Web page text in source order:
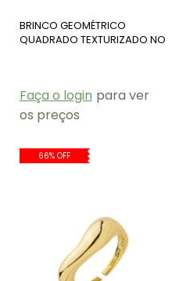
BRINCO GEOMÉTRICO
QUADRADO TEXTURIZADO NO
Faça o login para ver
os preços
66% OFF